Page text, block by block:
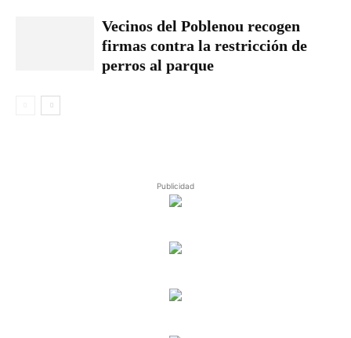
Vecinos del Poblenou recogen
firmas contra la restricción de
perros al parque
Publicidad